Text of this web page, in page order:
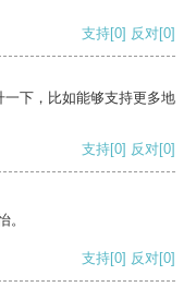
支持[0] 反对[0]
下，比如能够支持更多地
支持[0] 反对[0]
。
支持[0] 反对[0]